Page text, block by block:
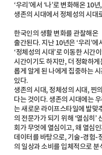
‘우리’에서 ‘나’로 변화해온 10년,
생존의 시대에서 정체성의 시대
한국인의 생활 변화를 관찰해온
출간된다. 지난 10년은 ‘우리’에
‘정체성의 시대’로 이동한 시간
시간이기도 하지만, 더 정확하
롭게 알게 된 나에게 집중하는
있다.
생존의 시대, 정체성의 시대, 찐
다는 것이다. 생존의 시대에는
는 새로운 라이프스타일에 발맞
의 전문가가 되기 위해 ‘열심히
회가 무엇에 열심이고, 왜 열심
데이터를 바탕으로, 기술-경험-
의 일상과 소비를 입체적으로 분